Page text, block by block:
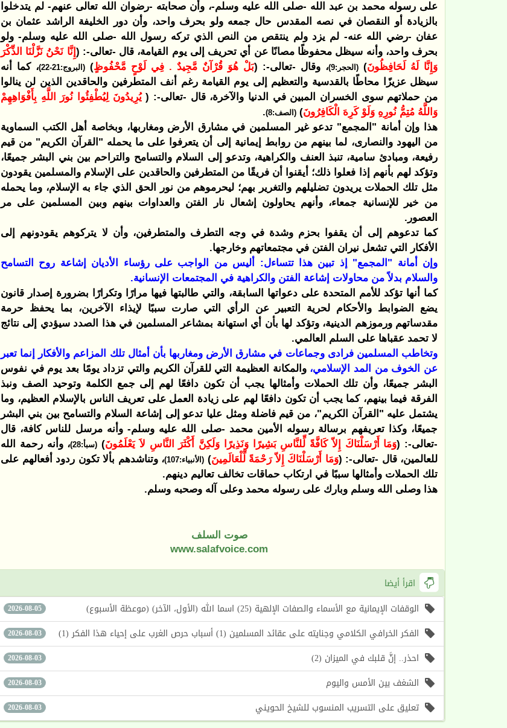
على رسوله محمد بن عبد الله -صلى الله عليه وسلم-، وأن صحابته -رضوان الله تعالى عنهم- لم يتدخلوا
بالزيادة أو النقصان في نصه المقدس حال جمعه ولو بحرف واحد، وأن دور الخليفة الراشد عثمان بن
عفان -رضي الله عنه- لم يزد ولم ينتقص من النص الذي تركه رسول الله -صلى الله عليه وسلم- ولو
بحرف واحد، وأنه سيظل محفوظًا مصانًا عن أي تحريف إلى يوم القيامة، قال -تعالى-: (إِنَّا نَحْنُ نَزَّلْنَا الذِّكْرَ
وَإِنَّا لَهُ لَحَافِظُونَ) (الحجر:9) ، وقال -تعالى-: (بَلْ هُوَ قُرْآنٌ مَّجِيدٌ . فِي لَوْحٍ مَّحْفُوظٍ) (البروج:21-22)
، كما أنه
سيظل عزيزًا محاطًا بالقدسية والتعظيم إلى يوم القيامة رغم أنف المتطرفين والحاقدين الذين لن ينالوا
من حملاتهم سوى الخسران المبين في الدنيا والآخرة، قال -تعالى-: (يُرِيدُونَ لِيُطْفِئُوا نُورَ اللَّهِ بِأَفْوَاهِهِمْ
وَاللَّهُ مُتِمُّ نُورِهِ وَلَوْ كَرِهَ الْكَافِرُونَ) (الصف:8)
.
هذا وإن أمانة "المجمع" تدعو غير المسلمين في مشارق الأرض ومغاربها، وبخاصة أهل الكتب السماوية
من اليهود والنصارى، لما بينهم من روابط إيمانية إلى أن يتعرفوا على ما يحمله "القرآن الكريم" من قيم
رفيعة، ومبادئ سامية، تنبذ العنف والكراهية، وتدعو إلى السلام والتسامح والتراحم بين بني البشر جميعًا،
وتؤكد لهم بأنهم إذا فعلوا ذلك؛ أيقنوا أن فريقًا من المتطرفين والحاقدين على الإسلام والمسلمين يقودون
مثل تلك الحملات يريدون تضليلهم والتغرير بهم؛ ليحرموهم من نور الحق الذي جاء به الإسلام، وما يحمله
من خير للإنسانية جمعاء، وأنهم يحاولون إشعال نار الفتن والعداوات بينهم وبين المسلمين على مر
العصور.
كما تدعوهم إلى أن يقفوا بحزم وشدة في وجه التطرف والمتطرفين، وأن لا يتركوهم يقودونهم إلى
الأفكار التي تشعل نيران الفتن في مجتمعاتهم وخارجها.
وإن أمانة "المجمع" إذ تبين هذا تتساءل: أليس من الواجب على رؤساء الأديان إشاعة روح التسامح
والسلام بدلاً من محاولات إشاعة الفتن والكراهية في المجتمعات الإنسانية.
كما أنها تؤكد للأمم المتحدة على دعواتها السابقة، والتي طالبتها فيها مرارًا وتكرارًا بضرورة إصدار قانون
يضع الضوابط والأحكام لحرية التعبير عن الرأي التي صارت سببًا لإيذاء الآخرين، بما يحفظ حرمة
مقدساتهم ورموزهم الدينية، وتؤكد لها بأن أي استهانة بمشاعر المسلمين في هذا الصدد سيؤدي إلى نتائج
لا تحمد عقباها على السلم العالمي.
وتخاطب المسلمين فرادى وجماعات في مشارق الأرض ومغاربها بأن أمثال تلك المزاعم والأفكار إنما تعبر
عن الخوف من المد الإسلامي، والمكانة العظيمة التي للقرآن الكريم والتي تزداد يومًا بعد يوم في نفوس
البشر جميعًا، وأن تلك الحملات وأمثالها يجب أن تكون دافعًا لهم إلى جمع الكلمة وتوحيد الصف ونبذ
الفرقة فيما بينهم، كما يجب أن تكون دافعًا لهم على زيادة العمل على تعريف الناس بالإسلام العظيم، وما
يشتمل عليه "القرآن الكريم"، من قيم فاضلة ومثل عليا تدعو إلى إشاعة السلام والتسامح بين بني البشر
جميعًا، وكذا تعريفهم برسالة رسوله الأمين محمد -صلى الله عليه وسلم- وأنه مرسل للناس كافة، قال
-تعالى-: (وَمَا أَرْسَلْنَاكَ إِلاّ كَافَّةً لِّلنَّاسِ بَشِيرًا وَنَذِيرًا وَلَكِنَّ أَكْثَرَ النَّاسِ لاَ يَعْلَمُونَ) (سبأ:28)
، وأنه رحمة الله
للعالمين، قال -تعالى-: (وَمَا أَرْسَلْنَاكَ إِلاّ رَحْمَةً لِّلْعَالَمِينَ) (الأنبياء:107)
، وتناشدهم بألا تكون ردود أفعالهم على
تلك الحملات وأمثالها سببًا في ارتكاب حماقات تخالف تعاليم دينهم.
هذا وصلى الله وسلم وبارك على رسوله محمد وعلى آله وصحبه وسلم.
صوت السلف
www.salafvoice.com
اقرأ أيضا
2026-08-05 الوقفات الإيمانية مع الأسماء والصفات الإلهية (25) اسما الله (الأول، الآخر) (موعظة الأسبوع)
2026-08-03 الفكر الخرافي الكلامي وجنايته على عقائد المسلمين (1) أسباب حرص الغرب على إحياء هذا الفكر (1)
2026-08-03 احذر.. إنَّ قلبك في الميزان (2)
2026-08-03 الشغف بين الأمس واليوم
2026-08-03 تعليق على التسريب المنسوب للشيخ الحويني